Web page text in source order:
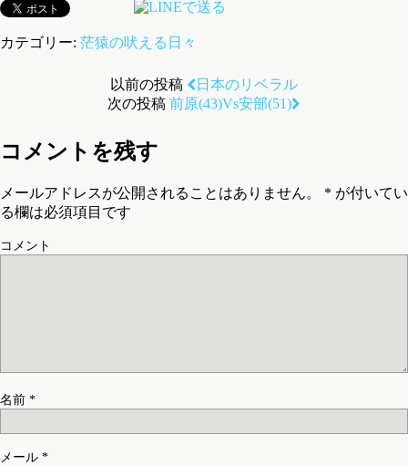
カテゴリー: 茫猿の吠える日々
以前の投稿
日本のリベラル
次の投稿 前原(43)Vs安部(51)
コメントを残す
メールアドレスが公開されることはありません。 * が付いてい
る欄は必須項目です
コメント
名前 *
メール *